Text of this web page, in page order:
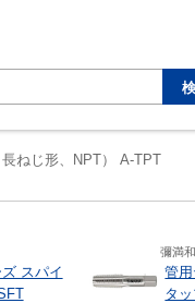
ねじ形、NPT） A-TPT
スパイ
彌満
管
タ